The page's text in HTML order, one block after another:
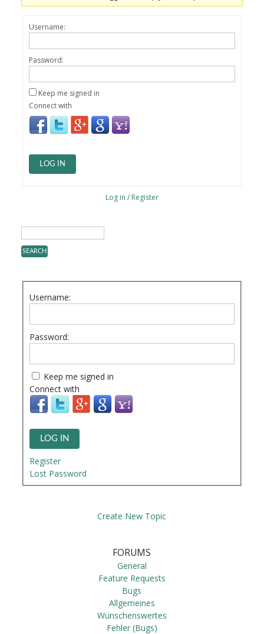
Username:
Password:
Keep me signed in
Connect with
LOG IN
Log in / Register
Username:
Password:
Keep me signed in
Connect with
LOG IN
Register
Lost Password
Create New Topic
FORUMS
General
Feature Requests
Bugs
Allgemeines
Wünschenswertes
Fehler (Bugs)